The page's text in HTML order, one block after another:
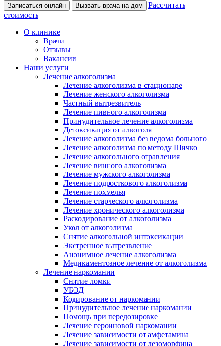
Записаться онлайн
Вызвать врача на дом
Рассчитать
стоимость
О клинике
Врачи
Отзывы
Вакансии
Наши услуги
Лечение алкоголизма
Лечение алкоголизма в стационаре
Лечение женского алкоголизма
Частный вытрезвитель
Лечение пивного алкоголизма
Принудительное лечение алкоголизма
Детоксикация от алкоголя
Лечение алкоголизма без ведома больного
Лечение алкоголизма по методу Шичко
Лечение алкогольного отравления
Лечение винного алкоголизма
Лечение мужского алкоголизма
Лечение подросткового алкоголизма
Лечение похмелья
Лечение старческого алкоголизма
Лечение хронического алкоголизма
Раскодирование от алкоголизма
Укол от алкоголизма
Снятие алкогольной интоксикации
Экстренное вытрезвление
Анонимное лечение алкоголизма
Медикаментозное лечение от алкоголизма
Лечение наркомании
Снятие ломки
УБОД
Кодирование от наркомании
Принудительное лечение наркомании
Помощь при передозировке
Лечение героиновой наркомании
Лечение зависимости от амфетамина
Лечение зависимости от дезоморфина